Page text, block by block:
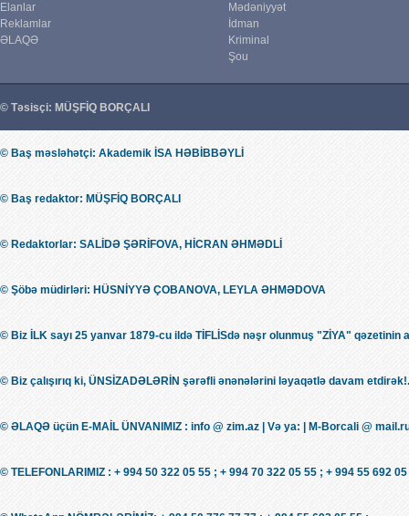
Elanlar
Reklamlar
ƏLAQƏ
Mədəniyyət
İdman
Kriminal
Şou
© Təsisçi: MÜŞFİQ BORÇALI
© Baş məsləhətçi: Akademik İSA HƏBİBBƏYLİ
© Baş redaktor: MÜŞFİQ BORÇALI
© Redaktorlar: SALİDƏ ŞƏRİFOVA, HİCRAN ƏHMƏDLİ
© Şöbə müdirləri: HÜSNİYYƏ ÇOBANOVA, LEYLA ƏHMƏDOVA
© Biz İLK sayı 25 yanvar 1879-cu ildə TİFLİSdə nəşr olunmuş "ZİYA" qəzetinin
© Biz çalışırıq ki, ÜNSİZADƏLƏRİN şərəfli ənənələrini ləyaqətlə davam
© ƏLAQƏ üçün E-MAİL ÜNVANIMIZ : info @ zim.az | Və ya: | M-Borcali @
© TELEFONLARIMIZ : + 994 50 322 05 55 ; + 994 70 322 05 55 ; + 994 55 692